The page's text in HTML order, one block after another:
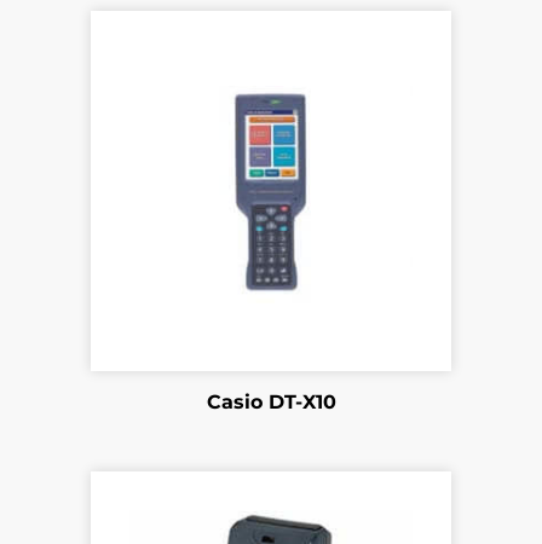
Casio DT-X10